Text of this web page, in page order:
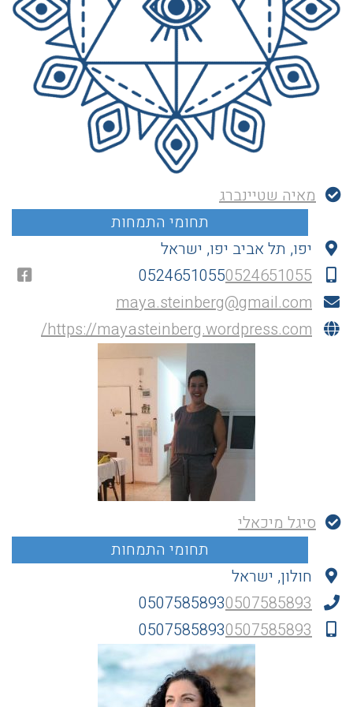
מאיה שטיינברג
יפו, תל אביב יפו, ישראל
05246510550524651055
maya.steinberg@gmail.com
https://mayasteinberg.wordpress.com/
סיגל מיכאלי
חולון, ישראל
05075858930507585893
05075858930507585893